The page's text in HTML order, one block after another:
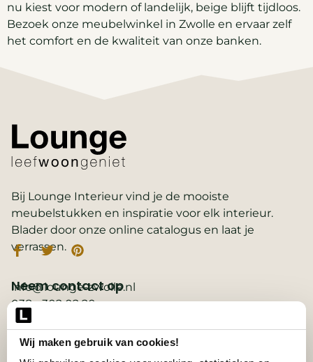
Wij maken gebruik van cookies!
nu kiest voor modern of landelijk, beige blijft tijdloos.
Bezoek onze meubelwinkel in Zwolle en ervaar zelf
het comfort en de kwaliteit van onze banken.
Bij Lounge Interieur vind je de mooiste
meubelstukken en inspiratie voor elk interieur.
Blader door onze online catalogus en laat je
verrassen.
Belangrijke links
2D ontwerp
Neem contact op
info@lounge-zwolle.nl
038 - 302 02 20
Anthony Fokkerstraat 3, 8013 NS Zwolle